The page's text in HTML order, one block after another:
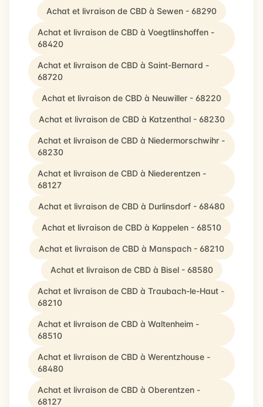
Achat et livraison de CBD à Sewen - 68290
Achat et livraison de CBD à Voegtlinshoffen -
68420
Achat et livraison de CBD à Saint-Bernard -
68720
Achat et livraison de CBD à Neuwiller - 68220
Achat et livraison de CBD à Katzenthal - 68230
Achat et livraison de CBD à Niedermorschwihr -
68230
Achat et livraison de CBD à Niederentzen -
68127
Achat et livraison de CBD à Durlinsdorf - 68480
Achat et livraison de CBD à Kappelen - 68510
Achat et livraison de CBD à Manspach - 68210
Achat et livraison de CBD à Bisel - 68580
Achat et livraison de CBD à Traubach-le-Haut -
68210
Achat et livraison de CBD à Waltenheim -
68510
Achat et livraison de CBD à Werentzhouse -
68480
Achat et livraison de CBD à Oberentzen -
68127